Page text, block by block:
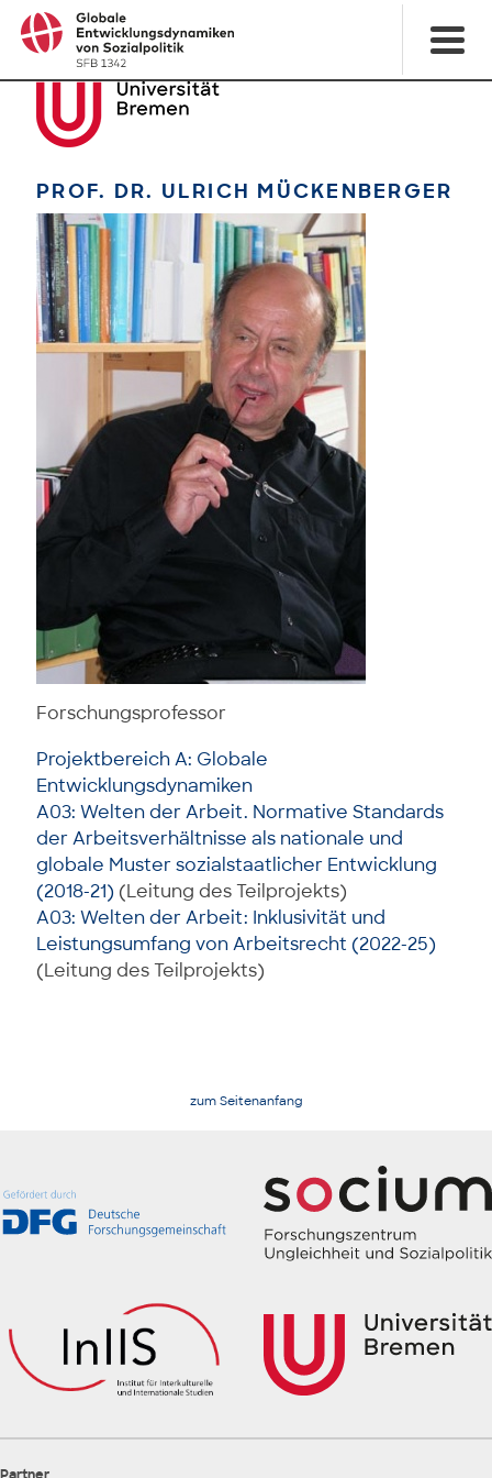
PROF. DR. ULRICH MÜCKENBERGER
Forschungsprofessor
Projektbereich A: Globale
Entwicklungsdynamiken
A03: Welten der Arbeit. Normative Standards
der Arbeitsverhältnisse als nationale und
globale Muster sozialstaatlicher Entwicklung
(2018-21) (Leitung des Teilprojekts)
A03: Welten der Arbeit: Inklusivität und
Leistungsumfang von Arbeitsrecht (2022-25)
(Leitung des Teilprojekts)
zum Seitenanfang